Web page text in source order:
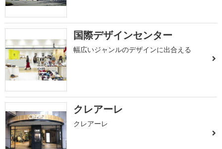
国際デザインセンター
幅広いジャンルのデザインに出合える
クレアーレ
クレアーレ